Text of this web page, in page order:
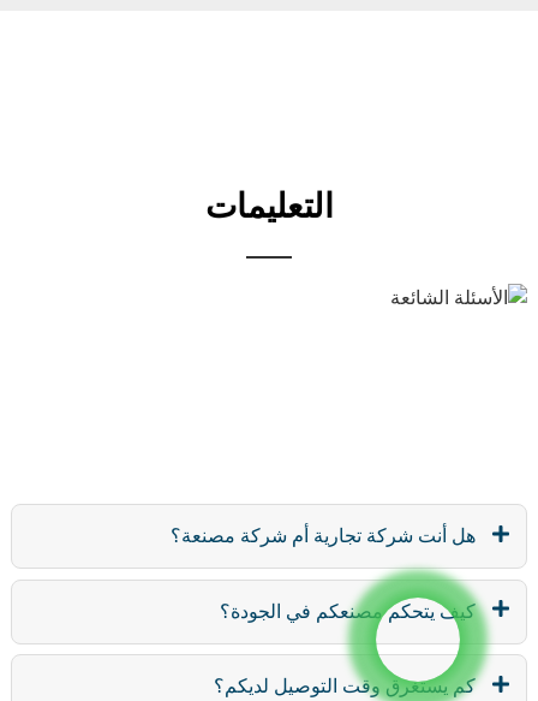
التعليمات
هل أنت شركة تجارية أم شركة مصنعة؟
كيف يتحكم مصنعكم في الجودة؟
كم يستغرق وقت التوصيل لديكم؟